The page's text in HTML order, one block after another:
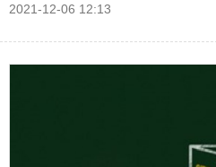
2021-12-06 12:13